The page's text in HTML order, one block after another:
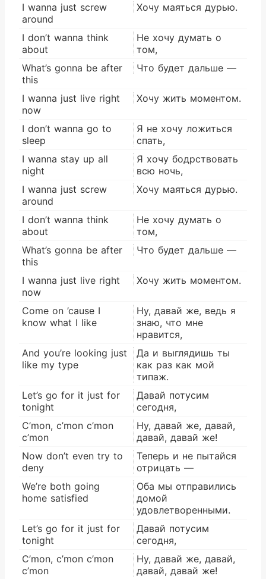
I wanna just screw
around
Хочу маяться дурью.
I don’t wanna think
about
Не хочу думать о
том,
What’s gonna be after
this
Что будет дальше —
I wanna just live right
now
Хочу жить моментом.
I don’t wanna go to
sleep
Я не хочу ложиться
спать,
I wanna stay up all
night
Я хочу бодрствовать
всю ночь,
I wanna just screw
around
Хочу маяться дурью.
I don’t wanna think
about
Не хочу думать о
том,
What’s gonna be after
this
Что будет дальше —
I wanna just live right
now
Хочу жить моментом.
Come on ’cause I
know what I like
Ну, давай же, ведь я
знаю, что мне
нравится,
And you’re looking just
like my type
Да и выглядишь ты
как раз как мой
типаж.
Let’s go for it just for
tonight
Давай потусим
сегодня,
C’mon, c’mon c’mon
c’mon
Ну, давай же, давай,
давай, давай же!
Now don’t even try to
deny
Теперь и не пытайся
отрицать —
We’re both going
home satisfied
Оба мы отправились
домой
удовлетворенными.
Let’s go for it just for
tonight
Давай потусим
сегодня,
C’mon, c’mon c’mon
c’mon
Ну, давай же, давай,
давай, давай же!